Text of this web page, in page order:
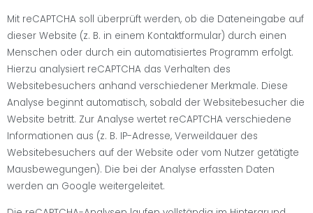
Mit reCAPTCHA soll überprüft werden, ob die Dateneingabe auf
dieser Website (z. B. in einem Kontaktformular) durch einen
Menschen oder durch ein automatisiertes Programm erfolgt.
Hierzu analysiert reCAPTCHA das Verhalten des
Websitebesuchers anhand verschiedener Merkmale. Diese
Analyse beginnt automatisch, sobald der Websitebesucher die
Website betritt. Zur Analyse wertet reCAPTCHA verschiedene
Informationen aus (z. B. IP-Adresse, Verweildauer des
Websitebesuchers auf der Website oder vom Nutzer getätigte
Mausbewegungen). Die bei der Analyse erfassten Daten
werden an Google weitergeleitet.